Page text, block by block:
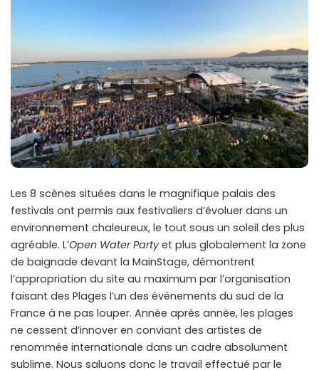
Les 8 scènes situées dans le magnifique palais des
festivals ont permis aux festivaliers d’évoluer dans un
environnement chaleureux, le tout sous un soleil des plus
agréable. L’Open Water Partyet plus globalement la zone
de baignade devant la MainStage, démontrent
l’appropriation du site au maximum par l’organisation
faisant des Plages l’un des événements du sud de la
France à ne pas louper. Année après année, les plages
ne cessent d’innover en conviant des artistes de
renommée internationale dans un cadre absolument
sublime. Nous saluons donc le travail effectué par le